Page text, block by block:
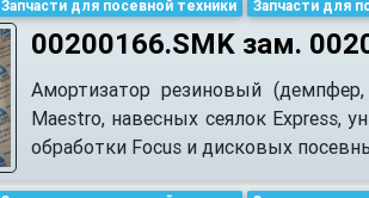
Запчасти для посевной техники Запчасти для
00200166.SMK зам.
Амортизатор резиновый
Maestro, навесных сеялок Express,
обработки Focus и дисковых